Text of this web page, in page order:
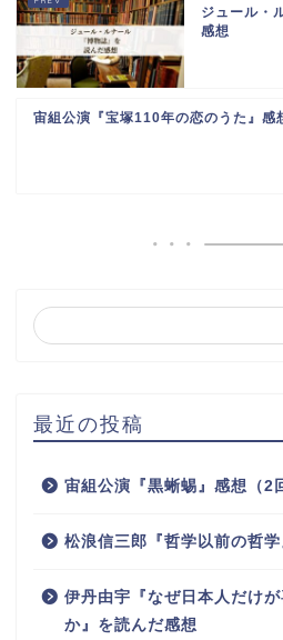
ジュール・
感想
宙組公演『宝塚110年の恋のうた』感
最近の投稿
宙組公演『黒蜥蜴』感想（2
松浪信三郎『哲学以前の哲
伊丹由宇『なぜ日本人だけ
か』を読んだ感想